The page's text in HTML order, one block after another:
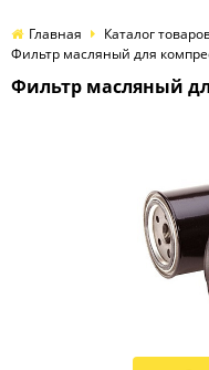
Главная Каталог
Фильтр масляный для
Фильтр масляный